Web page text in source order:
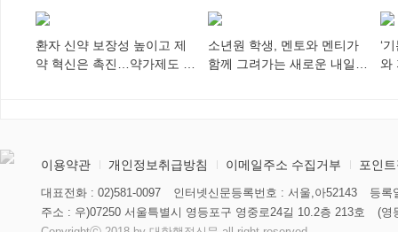
다”
환자 신약 보장성 높이고 제
약 혁신은 촉진…약가제도 개
소년원 학생, 멘토와 멘티가
함께 그려가는 새로운 내일
‘
와
이용약관 개인정보취급방침 이메일주소 수집거부 포인
대표전화 : 02)581-0097 인터넷신문등록번호 : 서울,아52143
등록
주소 : 우)07250 서울특별시 영등포구 영중로24길 10.2층 213호
(영